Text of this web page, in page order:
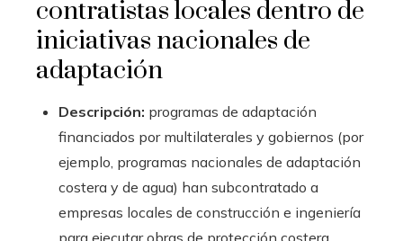
contratistas locales dentro de
iniciativas nacionales de
adaptación
Descripción: programas de adaptación
financiados por multilaterales y gobiernos (por
ejemplo, programas nacionales de adaptación
costera y de agua) han subcontratado a
empresas locales de construcción e ingeniería